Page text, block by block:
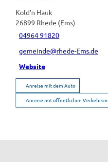
Kold'n Hauk
26899 Rhede (Ems)
04964 91820
gemeinde@rhede-Ems.de
Website
Anreise mit dem Auto
Anreise mit öffentlichen